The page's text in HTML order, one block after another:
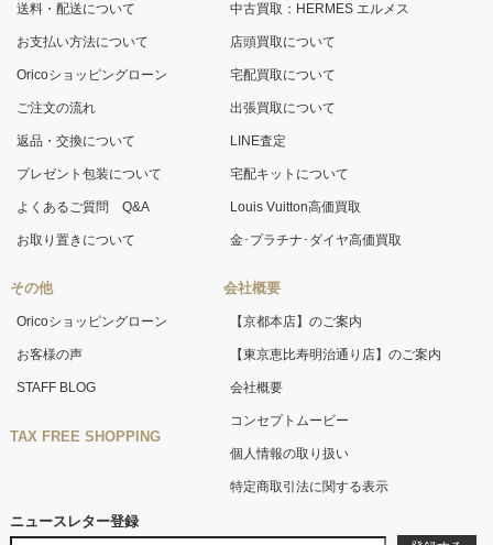
送料・配送について
お支払い方法について
Oricoショッピングローン
ご注文の流れ
返品・交換について
プレゼント包装について
よくあるご質問 Q&A
お取り置きについて
その他
Oricoショッピングローン
お客様の声
STAFF BLOG
TAX FREE SHOPPING
中古買取：HERMES エルメス
店頭買取について
宅配買取について
出張買取について
LINE査定
宅配キットについて
Louis Vuitton高価買取
金･プラチナ･ダイヤ高価買取
会社概要
【京都本店】のご案内
【東京恵比寿明治通り店】のご案内
会社概要
コンセプトムービー
個人情報の取り扱い
特定商取引法に関する表示
ニュースレター登録